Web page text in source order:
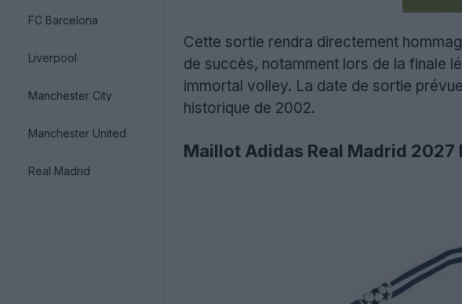
FC Barcelona
Liverpool
Manchester City
Manchester United
Real Madrid
Cette sortie rendra directement
de succès, notamment lors de la finale
immortal volley. La date de sortie
historique de 2002.
Maillot Adidas Real Madrid 2027